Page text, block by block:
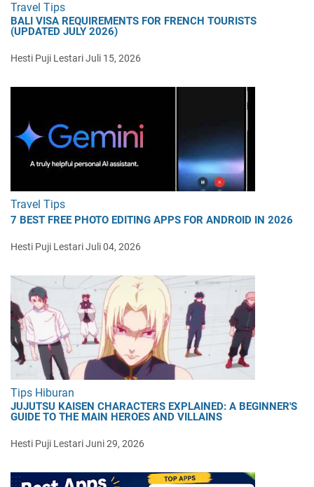
Travel Tips
BALI VISA REQUIREMENTS FOR FRENCH TOURISTS
(UPDATED JULY 2026)
Hesti Puji LestariJuli 15, 2026
Travel Tips
7 BEST FREE PHOTO EDITING APPS FOR ANDROID IN 2026
Hesti Puji LestariJuli 04, 2026
Tips Hiburan
JUJUTSU KAISEN CHARACTERS EXPLAINED: A BEGINNER'S
GUIDE TO THE MAIN HEROES AND VILLAINS
Hesti Puji LestariJuni 29, 2026